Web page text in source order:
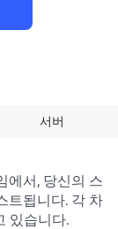
서버
에서, 당신의 스
트됩니다. 각 차
있습니다.